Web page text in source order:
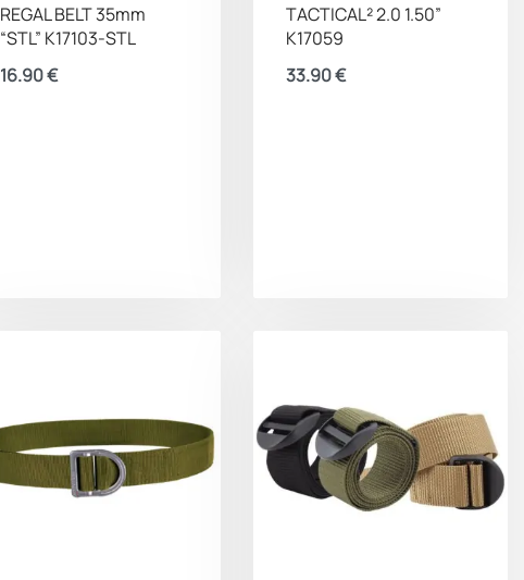
REGAL BELT 35mm
“STL” K17103-STL
16.90€
TACTICAL² 2.0 1.50”
K17059
33.90€